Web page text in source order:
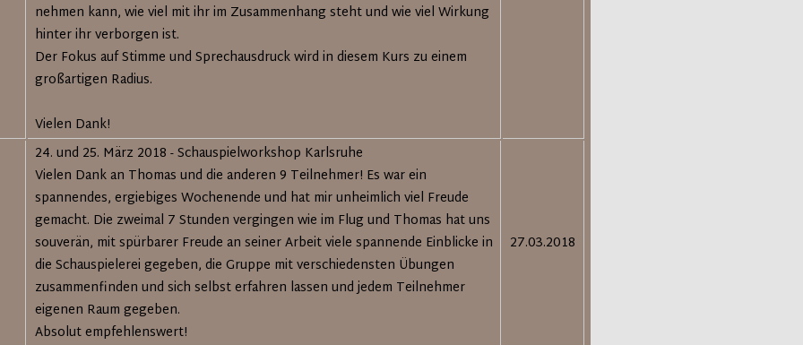
nehmen kann, wie viel mit ihr im Zusammenhang steht und wie viel Wirkung
hinter ihr verborgen ist.
Der Fokus auf Stimme und Sprechausdruck wird in diesem Kurs zu einem
großartigen Radius.
Vielen Dank!
24. und 25. März 2018 - Schauspielworkshop Karlsruhe
Vielen Dank an Thomas und die anderen 9 Teilnehmer! Es war ein
spannendes, ergiebiges Wochenende und hat mir unheimlich viel Freude
gemacht. Die zweimal 7 Stunden vergingen wie im Flug und Thomas hat uns
souverän, mit spürbarer Freude an seiner Arbeit viele spannende Einblicke in
die Schauspielerei gegeben, die Gruppe mit verschiedensten Übungen
zusammenfinden und sich selbst erfahren lassen und jedem Teilnehmer
eigenen Raum gegeben.
Absolut empfehlenswert!
27.03.2018